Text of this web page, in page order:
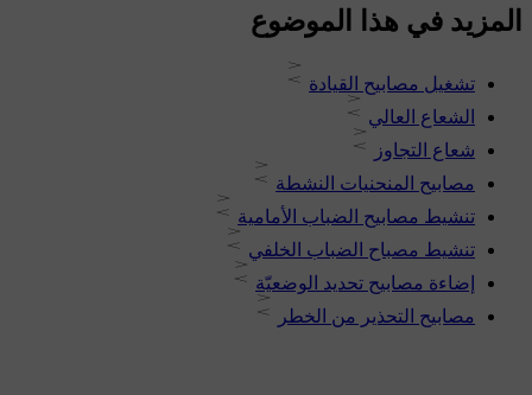
المزيد في هذا الموضوع
تشغيل مصابيح القيادة
الشعاع العالي
شعاع التجاوز
مصابيح المنحنيات النشطة
تنشيط مصابيح الضباب الأمامية
تنشيط مصباح الضباب الخلفي
إضاءة مصابيح تحديد الوضعيّة
مصابيح التحذير من الخطر